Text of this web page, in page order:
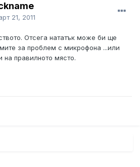
21, 2011
Отсега нататък може би ще
за проблем с микрофона ...или
на правилното място.